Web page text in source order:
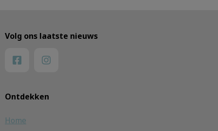
Ontdekken
Home
Volg ons laatste nieuws